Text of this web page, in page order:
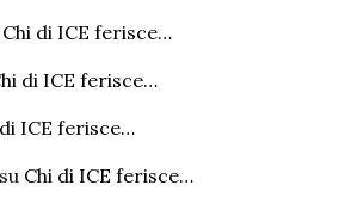
Chi di ICE ferisce…
di ICE ferisce…
ICE ferisce…
su Chi di ICE ferisce…